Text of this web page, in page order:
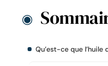
Qu’est-ce que l’huile